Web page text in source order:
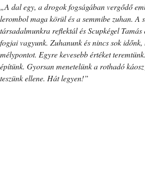
„A dal egy, a drogok fogságában vergődő
lerombol maga körül és a semmibe zuhan. A
társadalmunkra reflektál és Scupkégel
fogjai vagyunk. Zuhanunk és nincs sok
mélypontot. Egyre kevesebb értéket
építünk. Gyorsan menetelünk a rothadó káosz
teszünk ellene. Hát legyen!”